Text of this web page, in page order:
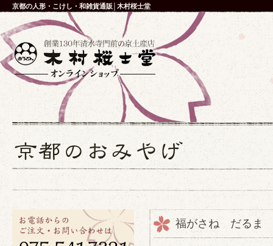
京都の人形・こけし・和雑貨通販│木村桜士堂
福がさね だるま